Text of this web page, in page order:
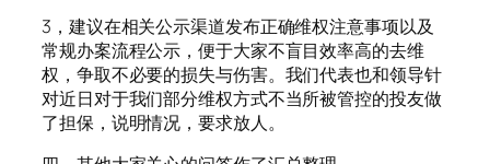
3，建议在相关公示渠道发布正确维权注意事项以及
常规办案流程公示，便于大家不盲目效率高的去维
权，争取不必要的损失与伤害。我们代表也和领导针
对近日对于我们部分维权方式不当所被管控的投友做
了担保，说明情况，要求放人。